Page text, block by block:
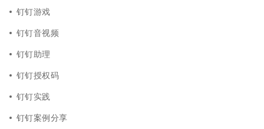
钉钉游戏
钉钉音视频
钉钉助理
钉钉授权码
钉钉实践
钉钉案例分享